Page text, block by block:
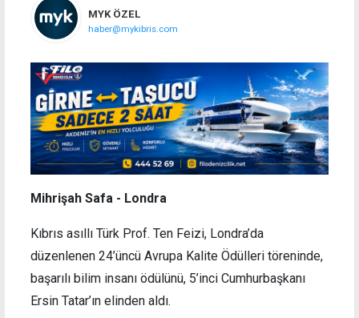
MYK ÖZEL
haber@mykibris.com
Mihrişah Safa - Londra
Kıbrıs asıllı Türk Prof. Ten Feizi, Londra’da
düzenlenen 24’üncü Avrupa Kalite Ödülleri töreninde,
başarılı bilim insanı ödülünü, 5’inci Cumhurbaşkanı
Ersin Tatar’ın elinden aldı.